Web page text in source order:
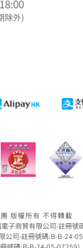
除外)
版權所有 不得轉載
子商貿有限公司-註冊號
公司-註冊號碼:B-B-24-